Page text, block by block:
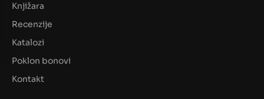
Knjižara
Recenzije
Katalozi
Poklon bonovi
Kontakt